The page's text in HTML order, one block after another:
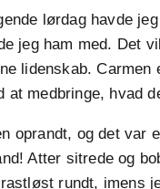
lørdag havde
jeg ham med. Det
lidenskab. Carmen
at medbringe, hvad
oprandt, og det var
Atter sitrede og
rundt, imens